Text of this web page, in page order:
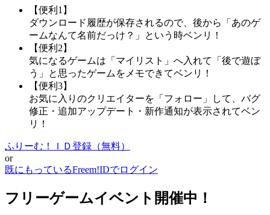
【便利1】
ダウンロード履歴が保存されるので、後から「あのゲ
ームなんて名前だっけ？」という時ベンリ！
【便利2】
気になるゲームは「マイリスト」へ入れて「後で遊ぼ
う」と思ったゲームをメモできてベンリ！
【便利3】
お気に入りのクリエイターを「フォロー」して、バグ
修正・追加アップデート・新作通知が表示されてベン
リ！
ふりーむ！ＩＤ登録（無料）
or
既にもっているFreem!IDでログイン
フリーゲームイベント開催中！